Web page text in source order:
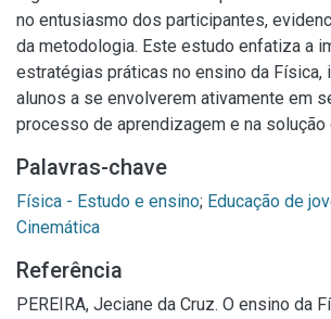
no entusiasmo dos participantes,
da metodologia. Este estudo enfatiza a
estratégias práticas no ensino da Física,
alunos a se envolverem ativamente em
processo de aprendizagem e na
Palavras-chave
Física - Estudo e ensino; Educação de
Cinemática
Referência
PEREIRA, Jeciane da Cruz. O ensino da